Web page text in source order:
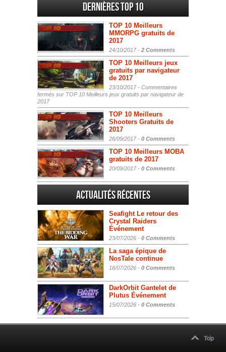
Dernières Top 10
TOP 10 Meilleurs
MMORPG gratuits de
2017
24/10/2017 - 2 Comments
TOP 10 Meilleurs jeux
gratuits par navigateur
de 2017
23/10/2017 - Commentaires
fermés sur TOP 10 Meilleurs jeux gratuits par navigateur de
2017
TOP 10 Meilleurs
Shooters Gratuits de
2017
26/09/2017 - 0 Comments
TOP 10 Meilleurs MOBA
gratuits de 2017
20/09/2017 - 0 Comments
Actualités Récentes
Seafight Le retour des
Crystal Raiders
Événement
23/07/2026 - 0 Comments
La saga épique de
NosTale continue
16/07/2026 - 0 Comments
DarkOrbit Gantelet de
Plutus Événement
15/07/2026 - 0 Comments
Top